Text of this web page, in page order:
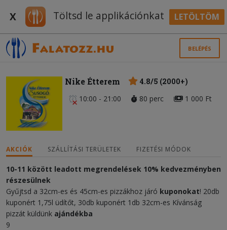
X Töltsd le applikációnkat LETÖLTÖM
BELÉPÉS
Nike Étterem
4.8/5 (2000+)
10:00 - 21:00
80 perc 1 000 Ft
AKCIÓK SZÁLLÍTÁSI TERÜLETEK FIZETÉSI MÓDOK
10-11 között leadott megrendelések 10% kedvezményben
részesülnek
Gyűjtsd a 32cm-es és 45cm-es pizzákhoz járó kuponokat! 20db
kuponért 1,75l üdítőt, 30db kuponért 1db 32cm-es Kívánság
pizzát küldünk ajándékba
9